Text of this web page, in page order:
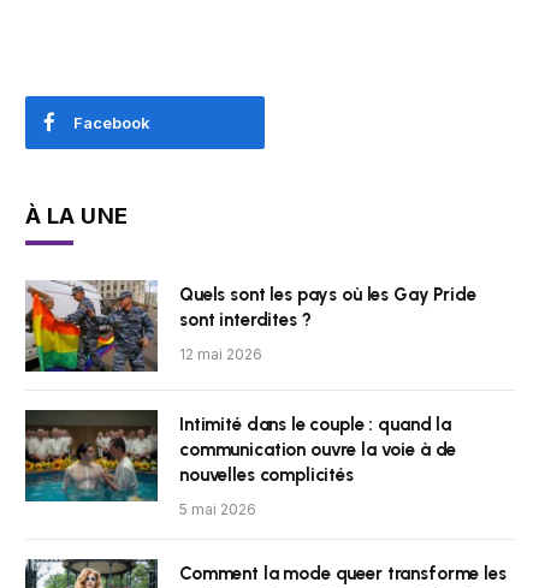
Facebook
À LA UNE
Quels sont les pays où les Gay Pride
sont interdites ?
12 mai 2026
Intimité dans le couple : quand la
communication ouvre la voie à de
nouvelles complicités
5 mai 2026
Comment la mode queer transforme les